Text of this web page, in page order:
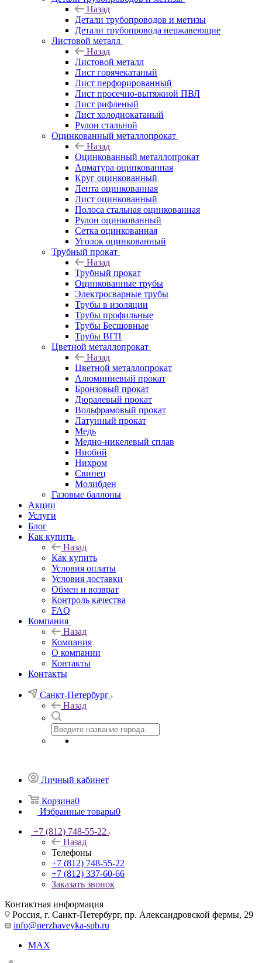
Назад
Детали трубопроводов и метизы
Детали трубопровода нержавеющие
Листовой металл
Назад
Листовой металл
Лист горячекатаный
Лист перфорированный
Лист просечно-вытяжной ПВЛ
Лист рифленый
Лист холоднокатаный
Рулон стальной
Оцинкованный металлопрокат
Назад
Оцинкованный металлопрокат
Арматура оцинкованная
Круг оцинкованный
Лента оцинкованная
Лист оцинкованный
Полоса стальная оцинкованная
Рулон оцинкованный
Сетка оцинкованная
Уголок оцинкованный
Трубный прокат
Назад
Трубный прокат
Оцинкованные трубы
Электросварные трубы
Трубы в изоляции
Трубы профильные
Трубы Бесшовные
Трубы ВГП
Цветной металлопрокат
Назад
Цветной металлопрокат
Алюминиевый прокат
Бронзовый прокат
Дюралевый прокат
Вольфрамовый прокат
Латунный прокат
Медь
Медно-никелевый сплав
Ниобий
Нихром
Свинец
Молибден
Газовые баллоны
Акции
Услуги
Блог
Как купить
Назад
Как купить
Условия оплаты
Условия доставки
Обмен и возврат
Контроль качества
FAQ
Компания
Назад
Компания
О компании
Контакты
Контакты
Санкт-Петербург
Назад
Личный кабинет
Корзина0
Избранные товары0
+7 (812) 748-55-22
Назад
Телефоны
+7 (812) 748-55-22
+7 (812) 337-60-66
Заказать звонок
Контактная информация
Россия, г. Санкт-Петербург, пр. Александровской фермы, 29
info@nerzhaveyka-spb.ru
MAX